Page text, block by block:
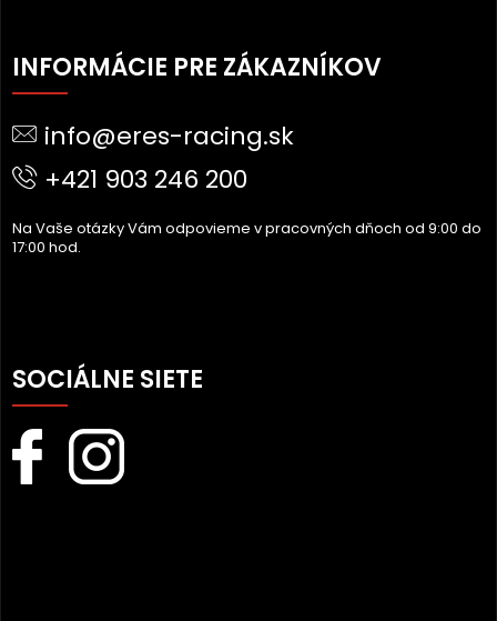
Á
P
T
INFORMÁCIE PRE ZÁKAZNÍKOV
info@eres-racing.sk
+421 903 246 200
Na Vaše otázky Vám odpovieme v pracovných dňoch od 9:00 do
17:00 hod.
SOCIÁLNE SIETE